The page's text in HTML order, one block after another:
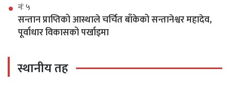
नंः ५
सन्तान प्राप्तिको आस्थाले चर्चित बाँकेको सन्तानेश्वर महादेव,
पूर्वाधार विकासको पर्खाइमा
स्थानीय तह